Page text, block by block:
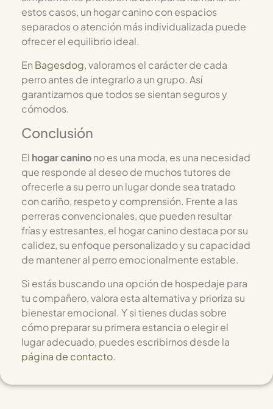
estos casos, un hogar canino con espacios
separados o atención más individualizada puede
ofrecer el equilibrio ideal.
En Bagesdog, valoramos el carácter de cada
perro antes de integrarlo a un grupo. Así
garantizamos que todos se sientan seguros y
cómodos.
Conclusión
El hogar caninono es una moda, es una necesidad
que responde al deseo de muchos tutores de
ofrecerle a su perro un lugar donde sea tratado
con cariño, respeto y comprensión. Frente a las
perreras convencionales, que pueden resultar
frías y estresantes, el hogar canino destaca por su
calidez, su enfoque personalizado y su capacidad
de mantener al perro emocionalmente estable.
Si estás buscando una opción de hospedaje para
tu compañero, valora esta alternativa y prioriza su
bienestar emocional. Y si tienes dudas sobre
cómo preparar su primera estancia o elegir el
lugar adecuado, puedes escribirnos desde la
página de contacto.